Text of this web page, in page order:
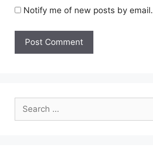
Notify me of new posts by email.
for: